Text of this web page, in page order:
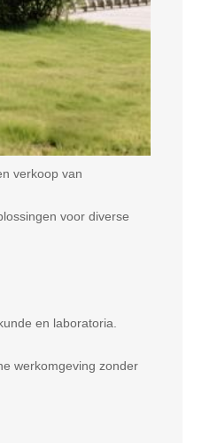
verkoop van
voor diverse
en laboratoria.
werkomgeving zonder